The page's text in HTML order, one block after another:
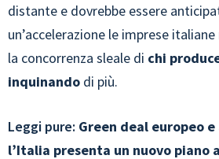
distante e dovrebbe essere
un’accelerazione le imprese
la concorrenza sleale di chi
inquinando di più.
Leggi pure: Green deal europeo
l’Italia presenta un nuovo piano